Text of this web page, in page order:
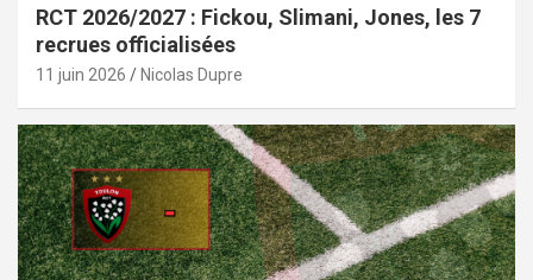
RCT 2026/2027 : Fickou, Slimani, Jones, les 7
recrues officialisées
11 juin 2026 Nicolas Dupre